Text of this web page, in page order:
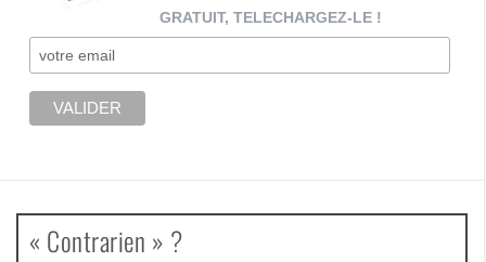
GRATUIT, TELECHARGEZ-LE !
« Contrarien » ?